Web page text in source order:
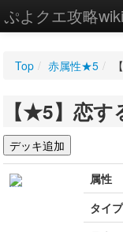
ぷよクエ攻略wiki
WIKI
設定
Top / 赤属性★5 /
【★5】恋す
属性
タイプ